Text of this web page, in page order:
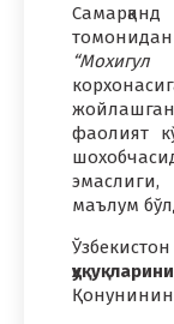
жойлашган
фаолият
маълум